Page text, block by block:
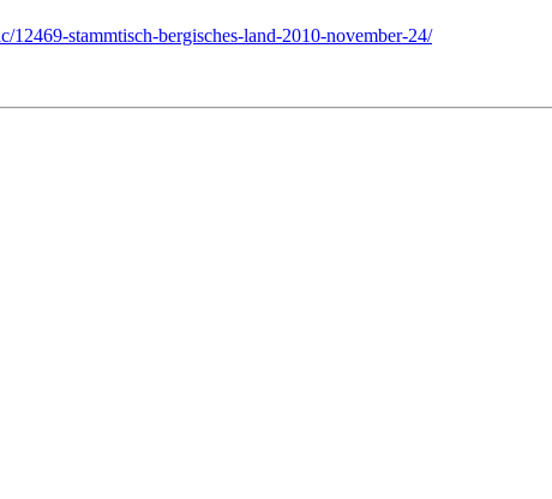
12469-stammtisch-bergisches-land-2010-november-24/